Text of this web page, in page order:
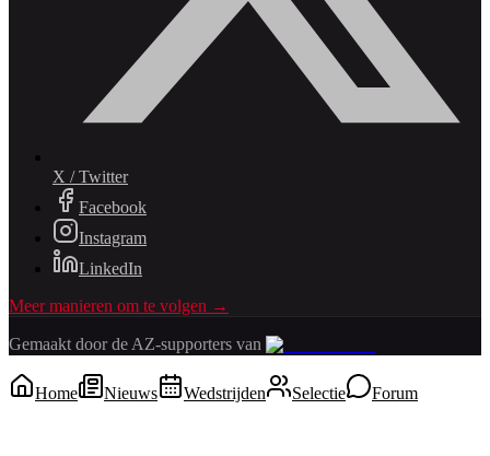
X / Twitter
Facebook
Instagram
LinkedIn
Meer manieren om te volgen →
Gemaakt door de AZ-supporters van
Home Nieuws Wedstrijden Selectie Forum